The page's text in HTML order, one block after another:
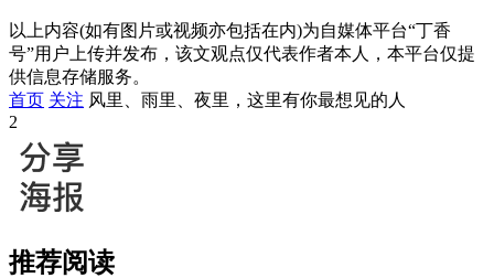
以上内容(如有图片或视频亦包括在内)为自媒体平台“丁香
号”用户上传并发布，该文观点仅代表作者本人，本平台仅提
供信息存储服务。
首页 关注 风里、雨里、夜里，这里有你最想见的人
2
推荐阅读